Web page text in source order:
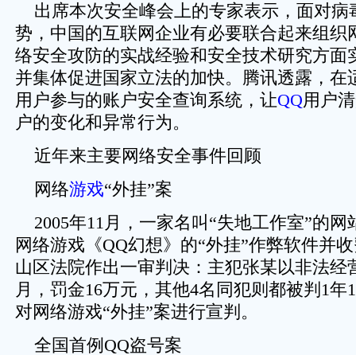
出席本次安全峰会上的专家表示，面对病
势，中国的互联网企业有必要联合起来组织
络安全攻防的实战经验和安全技术研究方面
并集体促进国家立法的加快。腾讯透露，在
用户参与的账户安全查询系统，让QQ用户
户的变化和异常行为。
近年来主要网络安全事件回顾
网络游戏“外挂”案
2005年11月，一家名叫“失地工作室”的网
网络游戏《QQ幻想》的“外挂”作弊软件并
山区法院作出一审判决：主犯张某以非法经
月，罚金16万元，其他4名同犯则都被判1年
对网络游戏“外挂”案进行宣判。
全国首例QQ盗号案